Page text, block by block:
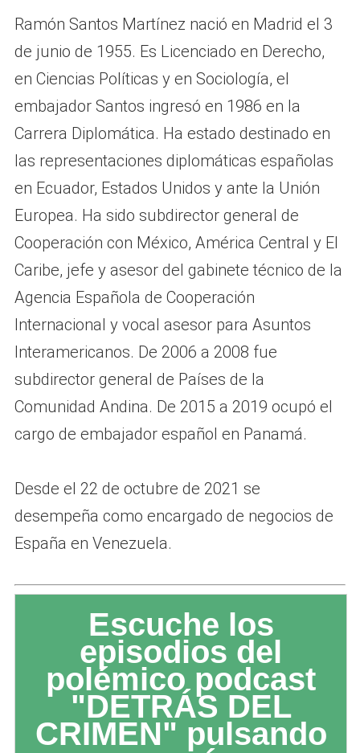
Ramón Santos Martínez nació en Madrid el 3
de junio de 1955. Es Licenciado en Derecho,
en Ciencias Políticas y en Sociología, el
embajador Santos ingresó en 1986 en la
Carrera Diplomática. Ha estado destinado en
las representaciones diplomáticas españolas
en Ecuador, Estados Unidos y ante la Unión
Europea. Ha sido subdirector general de
Cooperación con México, América Central y El
Caribe, jefe y asesor del gabinete técnico de la
Agencia Española de Cooperación
Internacional y vocal asesor para Asuntos
Interamericanos. De 2006 a 2008 fue
subdirector general de Países de la
Comunidad Andina. De 2015 a 2019 ocupó el
cargo de embajador español en Panamá.​
Desde el 22 de octubre de 2021 se
desempeña como encargado de negocios de
España en Venezuela.
Escuche los
episodios del
polémico podcast
"DETRÁS DEL
CRIMEN" pulsando